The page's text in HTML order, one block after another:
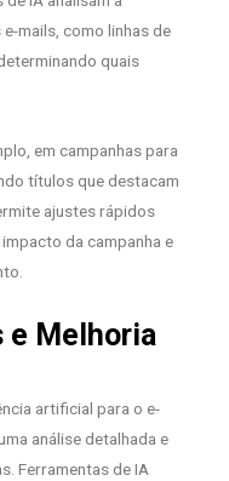
mails, como linhas de
quais
em campanhas para
títulos que destacam
ajustes rápidos
da campanha e
e Melhoria
artificial para o e-
análise detalhada e
Ferramentas de IA